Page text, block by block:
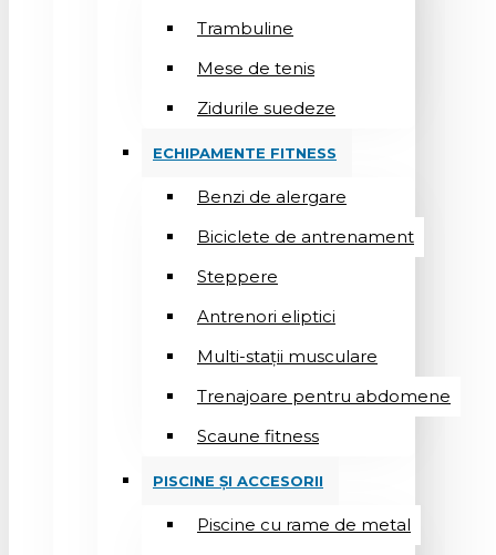
Trambuline
Mese de tenis
Zidurile suedeze
ECHIPAMENTE FITNESS
Benzi de alergare
Biciclete de antrenament
Steppere
Antrenori eliptici
Multi-stații musculare
Trenajoare pentru abdomene
Scaune fitness
PISCINE ȘI ACCESORII
Piscine cu rame de metal